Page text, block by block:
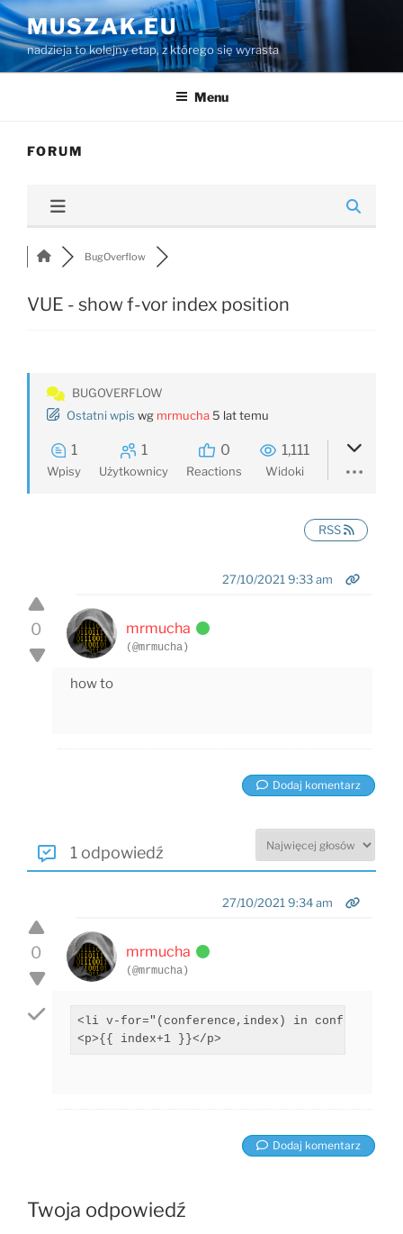
Przejdź
do
treści
MUSZAK.EU
nadzieja to kolejny etap, z którego się wyrasta
Menu
FORUM
BugOverflow
VUE - show f-vor index position
BUGOVERFLOW
Ostatni wpis wg mrmucha5 lat temu
1
Wpisy
1
Użytkownicy
0
Reactions
1,111
Widoki
RSS
0
27/10/2021 9:33 am
mrmucha
(@mrmucha)
how to
Dodaj komentarz
1 odpowiedź
0
27/10/2021 9:34 am
mrmucha
(@mrmucha)
<li v-for="(conference,index) in conferences"
<p>{{ index+1 }}</p>
Dodaj komentarz
Twoja odpowiedź